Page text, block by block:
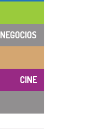
NEGOCIOS
CINE